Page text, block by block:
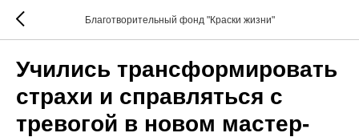
Благотворительный фонд "Краски жизни"
Учились трансформировать
страхи и справляться с
тревогой в новом мастер-